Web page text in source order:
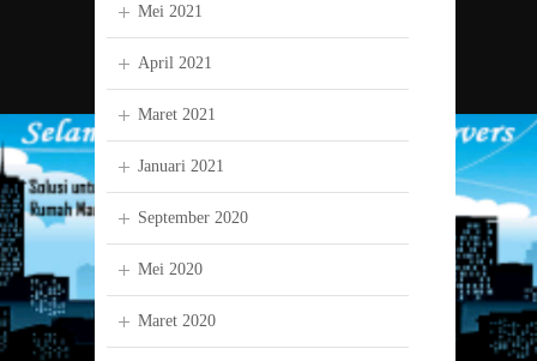
Mei 2021
April 2021
Maret 2021
Januari 2021
September 2020
Mei 2020
Maret 2020